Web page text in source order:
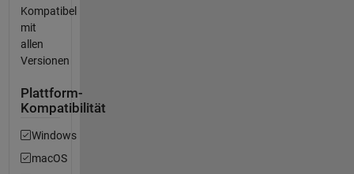
Kompatibel
mit
allen
Versionen
Plattform-
Kompatibilität
Windows
macOS